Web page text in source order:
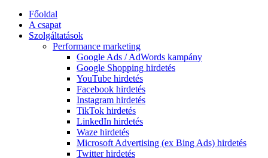
Főoldal
A csapat
Szolgáltatások
Performance marketing
Google Ads / AdWords kampány
Google Shopping hirdetés
YouTube hirdetés
Facebook hirdetés
Instagram hirdetés
TikTok hirdetés
LinkedIn hirdetés
Waze hirdetés
Microsoft Advertising (ex Bing Ads) hirdetés
Twitter hirdetés